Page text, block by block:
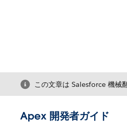
この文章は Salesforce 機械
Apex 開発者ガイド